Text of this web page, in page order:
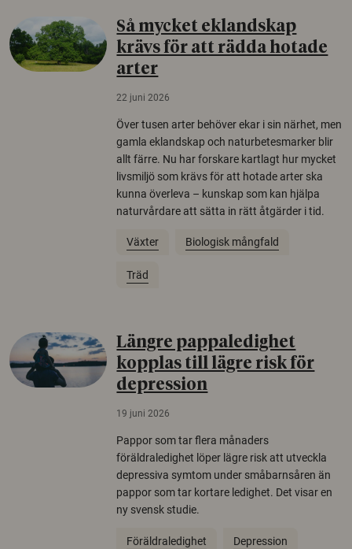
Så mycket eklandskap
krävs för att rädda hotade
arter
22 juni 2026
Över tusen arter behöver ekar i sin närhet, men
gamla eklandskap och naturbetesmarker blir
allt färre. Nu har forskare kartlagt hur mycket
livsmiljö som krävs för att hotade arter ska
kunna överleva – kunskap som kan hjälpa
naturvårdare att sätta in rätt åtgärder i tid.
Växter Biologisk mångfald
Träd
Längre pappaledighet
kopplas till lägre risk för
depression
19 juni 2026
Pappor som tar flera månaders
föräldraledighet löper lägre risk att utveckla
depressiva symtom under småbarnsåren än
pappor som tar kortare ledighet. Det visar en
ny svensk studie.
Föräldraledighet Depression